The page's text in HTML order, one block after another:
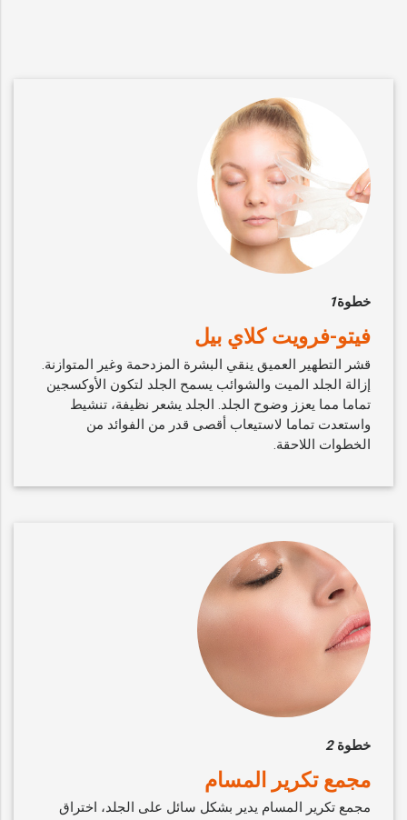
خطوة1
فيتو-فرويت كلاي بيل
قشر التطهير العميق ينقي البشرة المزدحمة وغير المتوازنة.
إزالة الجلد الميت والشوائب يسمح الجلد لتكون الأوكسجين
تماما مما يعزز وضوح الجلد. الجلد يشعر نظيفة، تنشيط
واستعدت تماما لاستيعاب أقصى قدر من الفوائد من
الخطوات اللاحقة.
خطوة2
مجمع تكرير المسام
مجمع تكرير المسام يدير بشكل سائل على الجلد، اختراق